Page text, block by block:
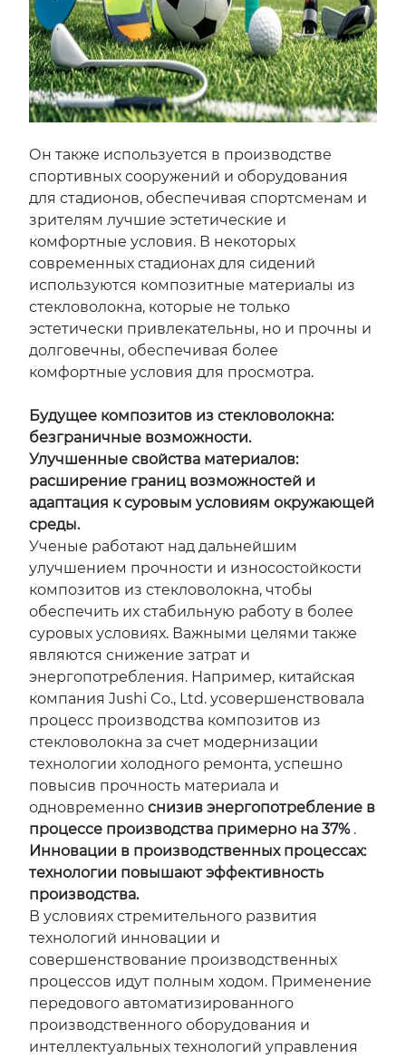
Он также используется в производстве
спортивных сооружений и оборудования
для стадионов, обеспечивая спортсменам и
зрителям лучшие эстетические и
комфортные условия. В некоторых
современных стадионах для сидений
используются композитные материалы из
стекловолокна, которые не только
эстетически привлекательны, но и прочны и
долговечны, обеспечивая более
комфортные условия для просмотра.
Будущее композитов из стекловолокна:
безграничные возможности.
Улучшенные свойства материалов:
расширение границ возможностей и
адаптация к суровым условиям окружающей
среды.
Ученые работают над дальнейшим
улучшением прочности и износостойкости
композитов из стекловолокна, чтобы
обеспечить их стабильную работу в более
суровых условиях. Важными целями также
являются снижение затрат и
энергопотребления. Например, китайская
компания Jushi Co., Ltd. усовершенствовала
процесс производства композитов из
стекловолокна за счет модернизации
технологии холодного ремонта, успешно
повысив прочность материала и
одновременно снизив энергопотребление в
процессе производства примерно на 37% .
Инновации в производственных процессах:
технологии повышают эффективность
производства.
В условиях стремительного развития
технологий инновации и
совершенствование производственных
процессов идут полным ходом. Применение
передового автоматизированного
производственного оборудования и
интеллектуальных технологий управления